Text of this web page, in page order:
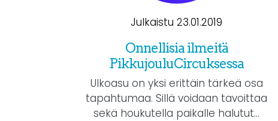
Julkaistu 23.01.2019
Onnellisia ilmeitä
PikkujouluCircuksessa
Ulkoasu on yksi erittäin tärkeä osa
tapahtumaa. Sillä voidaan tavoittaa
sekä houkutella paikalle halutut...